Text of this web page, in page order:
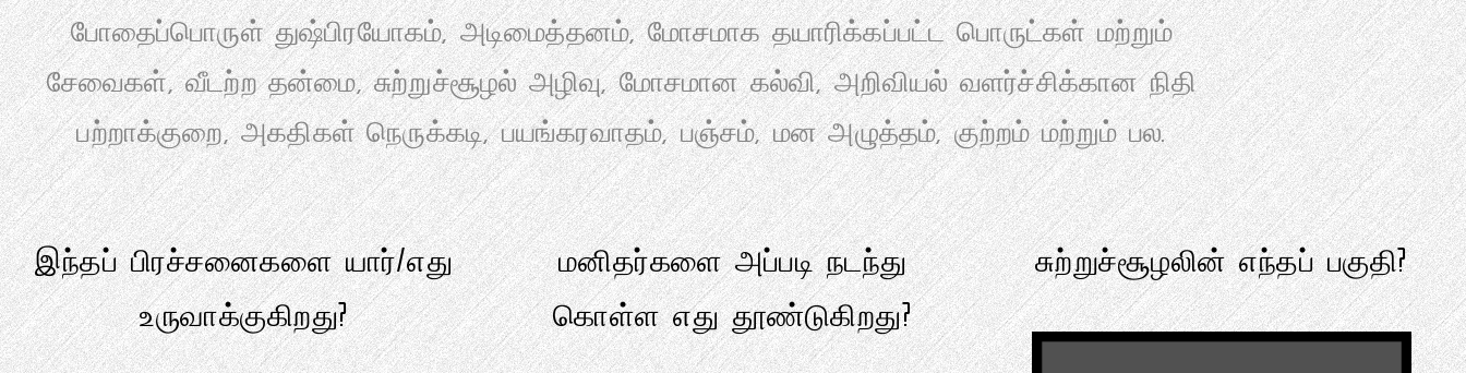
போதைப்பொருள் துஷ்பிரயோகம், அடிமைத்தனம், மோசமாக தயாரிக்கப்பட்ட பொருட்கள் மற்றும்
சேவைகள், வீடற்ற தன்மை, சுற்றுச்சூழல் அழிவு, மோசமான கல்வி, அறிவியல் வளர்ச்சிக்கான நிதி
பற்றாக்குறை, அகதிகள் நெருக்கடி, பயங்கரவாதம், பஞ்சம், மன அழுத்தம், குற்றம் மற்றும் பல.
இந்தப் பிரச்சனைகளை யார்/எது
உருவாக்குகிறது?
மனிதர்களை அப்படி நடந்து
கொள்ள எது தூண்டுகிறது?
சுற்றுச்சூழலின் எந்தப் பகுதி?